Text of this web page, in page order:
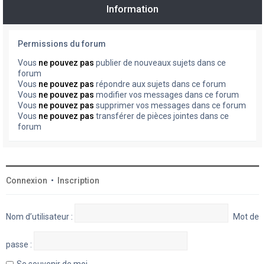
Information
Permissions du forum
Vous ne pouvez pas publier de nouveaux sujets dans ce
forum
Vous ne pouvez pas répondre aux sujets dans ce forum
Vous ne pouvez pas modifier vos messages dans ce forum
Vous ne pouvez pas supprimer vos messages dans ce forum
Vous ne pouvez pas transférer de pièces jointes dans ce
forum
Connexion • Inscription
Nom d’utilisateur : Mot de
passe :